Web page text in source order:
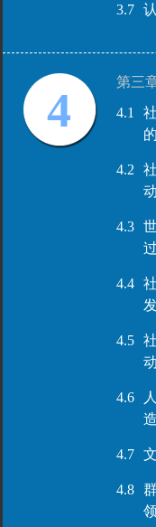
3.7
4
第三
4.1
4.2
4.3
4.4
4.5
4.6
4.7
4.8